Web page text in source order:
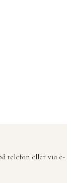
telefon eller via e-